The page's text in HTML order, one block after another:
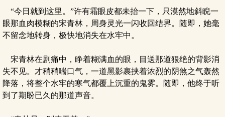
“今日就到这里。”许有霜眼皮都未抬一下，只漠然地斜睨一
眼那血肉模糊的宋青林，周身灵光一闪收回结界。随即，她毫
不留念地转身，极快地消失在水牢中。
宋青林在剧痛中，睁着糊满血的眼，目送那道狠绝的背影消
失不见。才稍稍喘口气，一道黑影裹挟着浓烈的阴煞之气轰然
降落，将整个水牢的寒气都覆上沉重的鬼雾。随即，他终于听
到了期盼已久的那道声音。